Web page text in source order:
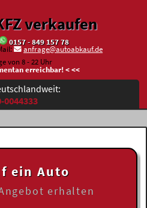
verkaufen
0157 - 849 157 78
anfrage@autoabkauf.de
von 8 - 22 Uhr
erreichbar! < <<
0044333
ein Auto
erhalten